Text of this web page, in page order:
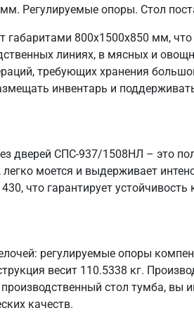
Регулируемые опоры. Стол
800х1500х850 мм,
линиях, в мясных и
требующих хранения
инвентарь и
дверей СПС-937/1508НЛ – это
моется и выдерживает
что гарантирует устойчивость
регулируемые опоры
весит 110.5338 кг.
стол тумба, вы
качеств.